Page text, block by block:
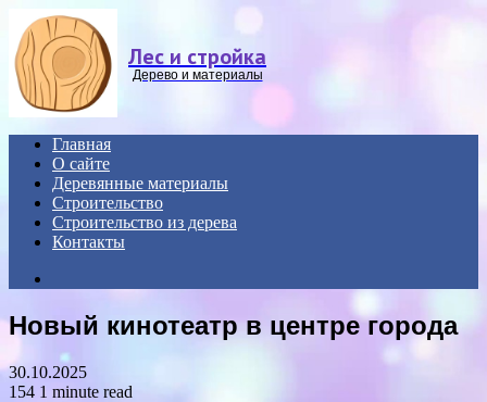
Лес и стройка
Дерево и материалы
Главная
О сайте
Деревянные материалы
Строительство
Строительство из дерева
Контакты
Новый кинотеатр в центре города
30.10.2025
154 1 minute read